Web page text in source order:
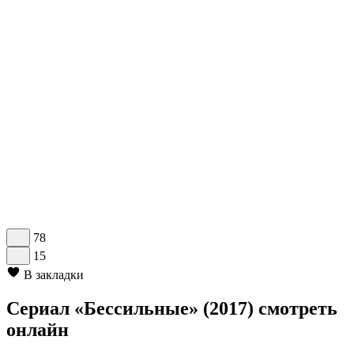
78
15
В закладки
Сериал «Бессильные» (2017) смотреть
онлайн